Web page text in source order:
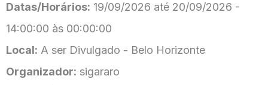
Datas/Horários: 19/09/2026 até 20/09/2026 -
14:00:00 às 00:00:00
Local: A ser Divulgado - Belo Horizonte
Organizador: sigararo